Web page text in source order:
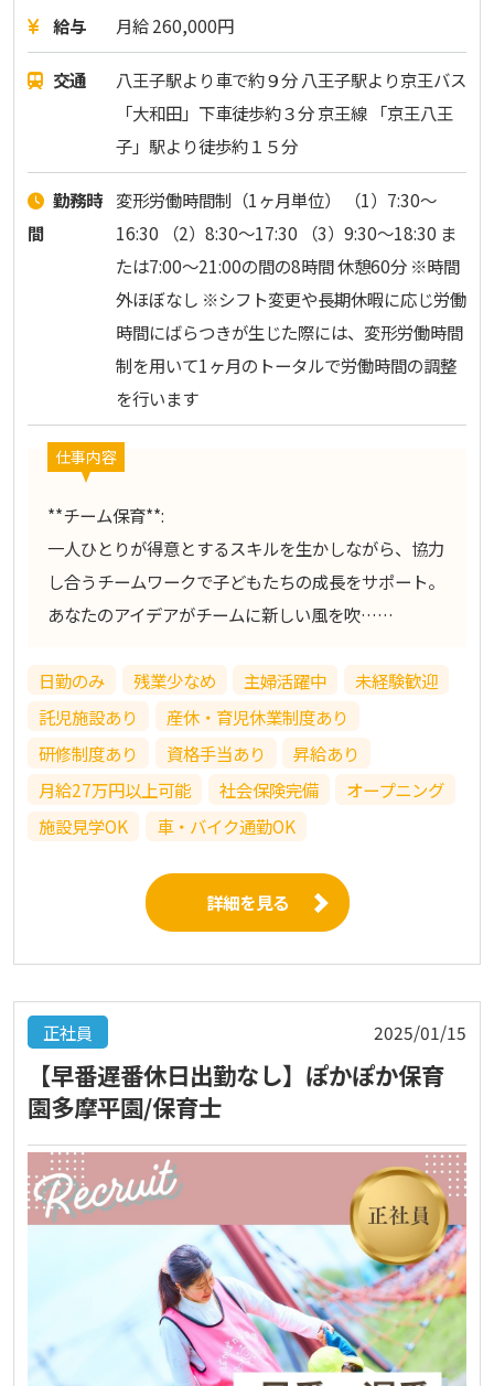
給与 月給 260,000円
交通
八王子駅より車で約９分 八王子駅より京王バス
「大和田」下車徒歩約３分 京王線 「京王八王
子」駅より徒歩約１５分
勤務時
間
変形労働時間制（1ヶ月単位） （1）7:30～
16:30 （2）8:30～17:30 （3）9:30～18:30 ま
たは7:00～21:00の間の8時間 休憩60分 ※時間
外ほぼなし ※シフト変更や長期休暇に応じ労働
時間にばらつきが生じた際には、変形労働時間
制を用いて1ヶ月のトータルで労働時間の調整
を行います
仕事内容
**チーム保育**:
一人ひとりが得意とするスキルを生かしながら、協力
し合うチームワークで子どもたちの成長をサポート。
あなたのアイデアがチームに新しい風を吹……
日勤のみ 残業少なめ 主婦活躍中
未経験歓迎
託児施設あり
産休・育児休業制度あり
研修制度あり
資格手当あり
昇給あり
月給27万円以上可能
社会保険完備
オープニング
施設見学OK
車・バイク通勤OK
詳細を見る
正社員 2025/01/15
【早番遅番休日出勤なし】ぽかぽか保育
園多摩平園/保育士